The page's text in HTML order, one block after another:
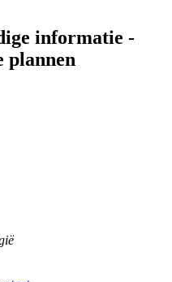
informatie -